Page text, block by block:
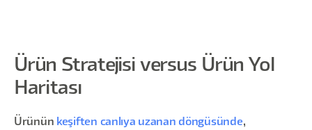
Ürün Stratejisi versus Ürün Yol
Haritası
Ürünün keşiften canlıya uzanan döngüsünde,